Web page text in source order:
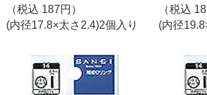
（税込 187円）
(内径17.8×太さ2.4)2個入り
（税込
(内径